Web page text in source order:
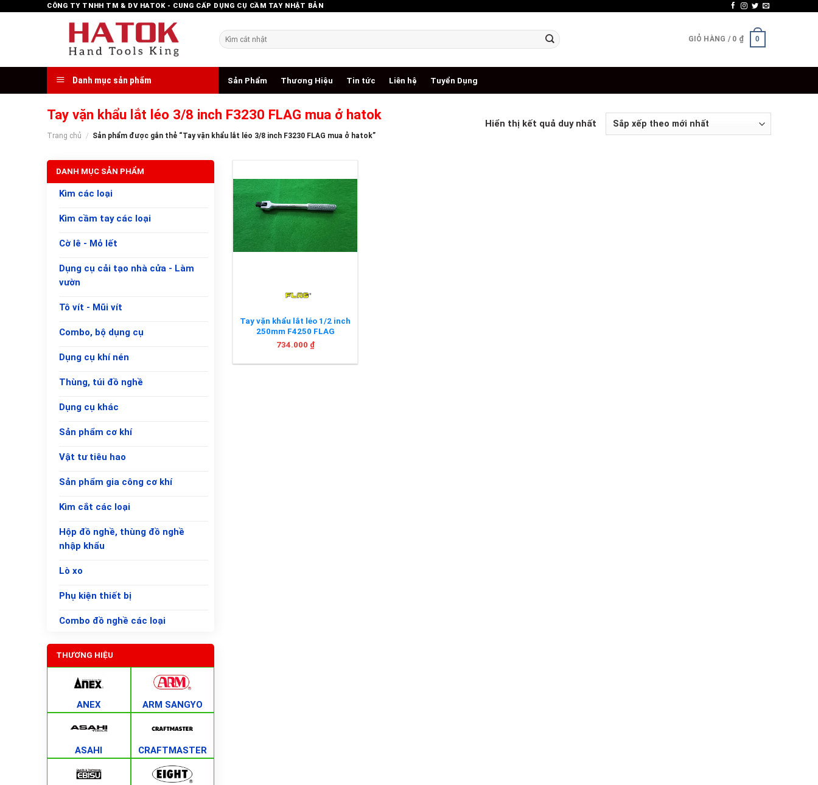
CÔNG TY TNHH TM & DV HATOK - CUNG CẤP DỤNG CỤ CẦM TAY NHẬT BẢN
Tìm
kiếm:
GIỎ HÀNG / 0 ₫ 0
Danh mục sản phẩm Sản Phẩm Thương Hiệu Tin tức Liên hệ Tuyển Dụng
Tay vặn khẩu lắt léo 3/8 inch F3230 FLAG mua ở hatok
Trang chủ / Sản phẩm được gắn thẻ “Tay vặn khẩu lắt léo 3/8 inch F3230 FLAG mua ở hatok”
Hiển thị kết quả duy nhất
DANH MỤC SẢN PHẨM
Kìm các loại
Kìm cầm tay các loại
Cờ lê - Mỏ lết
Dụng cụ cải tạo nhà cửa - Làm
vườn
Tô vít - Mũi vít
Combo, bộ dụng cụ
Dụng cụ khí nén
Thùng, túi đồ nghề
Dụng cụ khác
Sản phẩm cơ khí
Vật tư tiêu hao
Sản phẩm gia công cơ khí
Kìm cắt các loại
Hộp đồ nghề, thùng đồ nghề
nhập khẩu
Lò xo
Phụ kiện thiết bị
Combo đồ nghề các loại
THƯƠNG HIỆU
ANEX ARM SANGYO
ASAHI CRAFTMASTER
Tay vặn khẩu lắt léo 1/2 inch
250mm F4250 FLAG
734.000 ₫